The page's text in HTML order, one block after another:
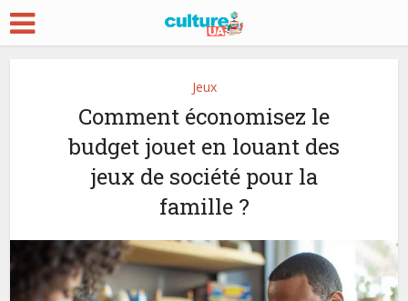
Jeux
Comment économisez le
budget jouet en louant des
jeux de société pour la
famille ?